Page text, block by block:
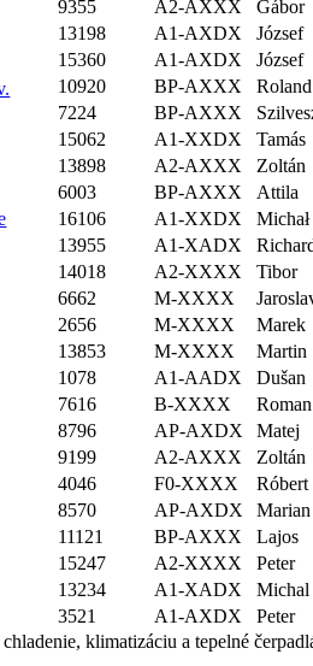
9355
A2-AXXX
Gábor
13198
A1-AXDX
József
15360
A1-AXDX
József
10920
BP-AXXX
Roland
7224
BP-AXXX
15062
A1-XXDX
Tamás
13898
A2-AXXX
Zoltán
6003
BP-AXXX
Attila
16106
A1-XXDX
Michał
13955
A1-XADX
14018
A2-XXXX
Tibor
6662
M-XXXX
2656
M-XXXX
Marek
13853
M-XXXX
Martin
1078
A1-AADX
Dušan
7616
B-XXXX
Roman
8796
AP-AXDX
Matej
9199
A2-AXXX
Zoltán
4046
F0-XXXX
Róbert
8570
AP-AXDX
Marian
11121
BP-AXXX
Lajos
15247
A2-XXXX
Peter
13234
A1-XADX
Michal
3521
A1-AXDX
Peter
klimatizáciu a tepelné